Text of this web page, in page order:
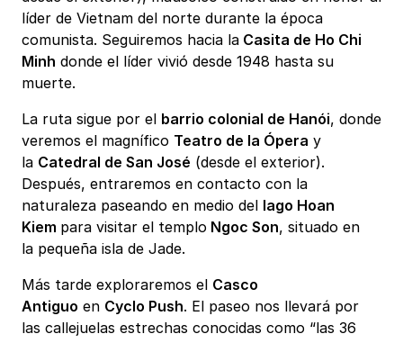
líder de Vietnam del norte durante la época
comunista. Seguiremos hacia la Casita de Ho Chi
Minh donde el líder vivió desde 1948 hasta su
muerte.
La ruta sigue por el barrio colonial de Hanói, donde
veremos el magnífico Teatro de la Ópera y
la Catedral de San José (desde el exterior).
Después, entraremos en contacto con la
naturaleza paseando en medio del lago Hoan
Kiem para visitar el templo Ngoc Son, situado en
la pequeña isla de Jade.
Más tarde exploraremos el Casco
Antiguo en Cyclo Push. El paseo nos llevará por
las callejuelas estrechas conocidas como “las 36